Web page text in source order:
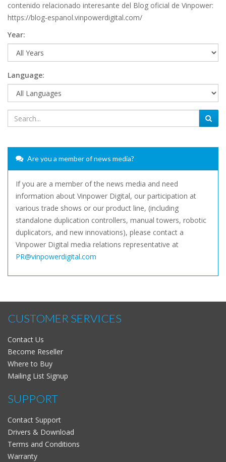
contenido relacionado interesante del Blog oficial de Vinpower:
https://blog-espanol.vinpowerdigital.com/
Year:
Language:
Are you a member of news media?
If you are a member of the news media and need
information about Vinpower Digital, our participation at
various trade shows or our product line, (including
standalone duplication controllers, manual towers, robotic
duplicators, and new innovations), please contact a
Vinpower Digital media relations representative at
PR@vinpowerdigital.com
CUSTOMER SERVICES
Contact Us
Become Reseller
Where to Buy
Mailing List Signup
SUPPORT
Contact Support
Drivers & Download
Terms and Conditions
Warranty